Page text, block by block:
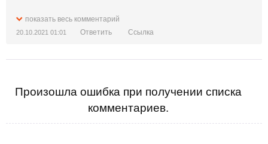
показать весь комментарий
20.10.2021 01:01 Ответить Ссылка
Произошла ошибка при получении списка
комментариев.